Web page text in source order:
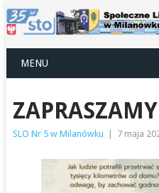
MENU
SLO Nr 5 w Milanówku 7 maja